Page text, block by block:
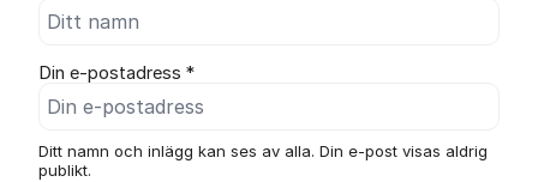
Din e-postadress *
Ditt namn och inlägg kan ses av alla. Din e-post visas aldrig
publikt.